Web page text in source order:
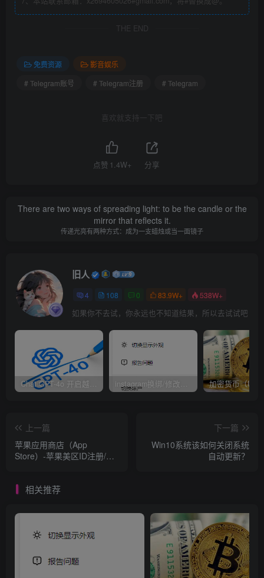
https://t.me/zh_CN
https://t.me/zh_cn_SpamBot
以上任意一个链接点击进入都可以。
或者在Telegram搜索：“t.me/zh_CN”，“zh_cn_SpamBot”，
具体操作，也可以查看下面的教程，TG（电报）注册教程：
TG账号注册登录和接码使用教程
2年前 10
所有在本站购买账号的老板，均免费赠送Telegram使用和汉
化教程，已购买账号的老板联系客服免费查看。
Telegram下载安装注册教程-中文
2.6W+
问题4：Telegram（电报）解除账号私聊限制？
1.在Telegram搜索机器人： @spambot
THE END
免费资源
影音娱乐
# Telegram账号
# Telegram注册 # Telegram
喜欢就支持一下吧
点赞 1.4W+ 分享
There are two ways of spreading light: to be the candle or the
mirror that reflects it.
传递光亮有两种方式：成为一支蜡烛或当一面镜子
旧人
4 108 0 83.9W+ 538W+
如果你不去试，你永远也不知道结果，所以去试试吧
Chat GPT-4o 开启越狱模式！ instagram换绑/修改辅助邮箱和手机号码教程
上一篇
苹果应用商店（App
Store）-苹果美区ID注册/购
下一篇
Win10系统该如何关闭系统
自动更新？
相关推荐